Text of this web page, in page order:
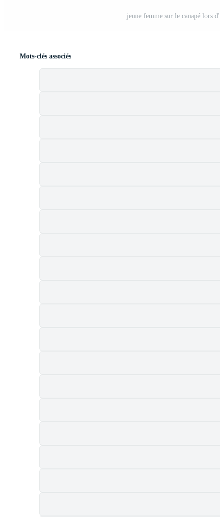
jeune femme sur le canapé lors
Mots-clés associés